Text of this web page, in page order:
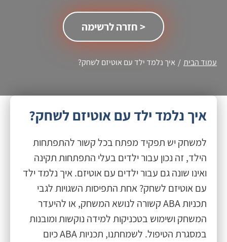
< חזרה לרשימה
עמוד הבית / איך נלמד ילד עם אוטיזם לשחק?
איך נלמד ילד עם אוטיזם לשחק?
למשחק יש תפקיד מפתח בכל קשור להתפתחות
הילד, זה נכון עבור ילדים בעלי התפתחות תקינה
ואינו שונה גם עבור ילדים עם אוטיזם. איך נלמד ילד
עם אוטיזם לשחק? אחת התפיסות השגויות לגבי
תכניות ABA קשורה לנושא המשחק, או להיעדר
המשחק ושימוש בטכניקות למידה נוקשות ומובנות
במסגרת הטיפול. לשמחתנו, תכניות ABA כיום